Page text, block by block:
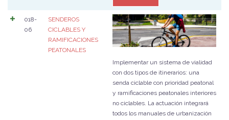
018-
06
SENDEROS
CICLABLES Y
RAMIFICACIONES
PEATONALES
Implementar un sistema de vialidad
con dos tipos de itinerarios: una
senda ciclable con prioridad peatonal
y ramificaciones peatonales interiores
no ciclables. La actuación integrará
todos los manuales de urbanización